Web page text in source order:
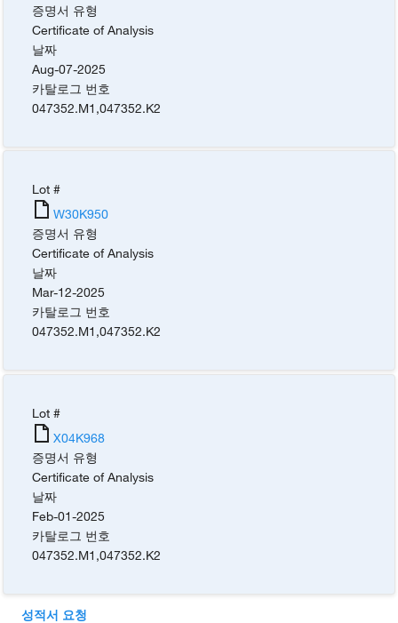
증명서 유형
Certificate of Analysis
날짜
Aug-07-2025
카탈로그 번호
047352.M1 ,047352.K2
Lot #
W30K950
증명서 유형
Certificate of Analysis
날짜
Mar-12-2025
카탈로그 번호
047352.M1 ,047352.K2
Lot #
X04K968
증명서 유형
Certificate of Analysis
날짜
Feb-01-2025
카탈로그 번호
047352.M1 ,047352.K2
성적서 요청